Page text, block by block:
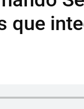
que